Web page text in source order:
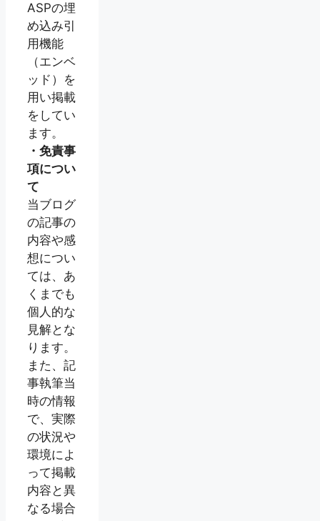
ASPの埋
め込み引
用機能
（エンベ
ッド）を
用い掲載
をしてい
ます。
・免責事
項につい
て
当ブログ
の記事の
内容や感
想につい
ては、あ
くまでも
個人的な
見解とな
ります。
また、記
事執筆当
時の情報
で、実際
の状況や
環境によ
って掲載
内容と異
なる場合